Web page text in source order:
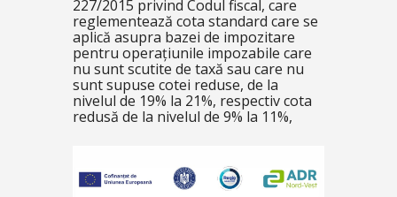
227/2015 privind Codul fiscal, care
reglementează cota standard care se
aplică asupra bazei de impozitare
pentru operațiunile impozabile care
nu sunt scutite de taxă sau care nu
sunt supuse cotei reduse, de la
nivelul de 19% la 21%, respectiv cota
redusă de la nivelul de 9% la 11%,